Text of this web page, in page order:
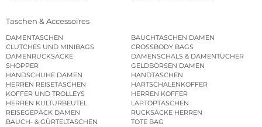
Taschen & Accessoires
DAMENTASCHEN
BAUCHTASCHEN DAMEN
CLUTCHES UND MINIBAGS
CROSSBODY BAGS
DAMENRUCKSÄCKE
DAMENSCHALS & DAMENTÜCHER
SHOPPER
GELDBÖRSEN DAMEN
HANDSCHUHE DAMEN
HANDTASCHEN
HERREN REISETASCHEN
HARTSCHALENKOFFER
KOFFER UND TROLLEYS
HERREN KOFFER
HERREN KULTURBEUTEL
LAPTOPTASCHEN
REISEGEPÄCK DAMEN
RUCKSÄCKE HERREN
BAUCH- & GÜRTELTASCHEN
TOTE BAG